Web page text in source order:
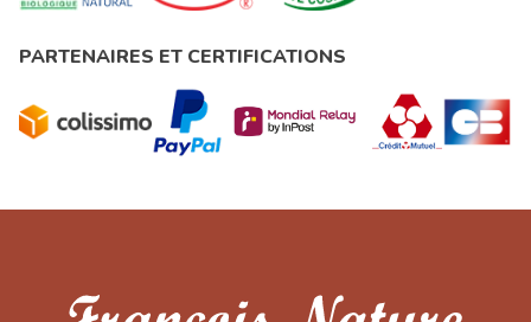
PARTENAIRES ET CERTIFICATIONS